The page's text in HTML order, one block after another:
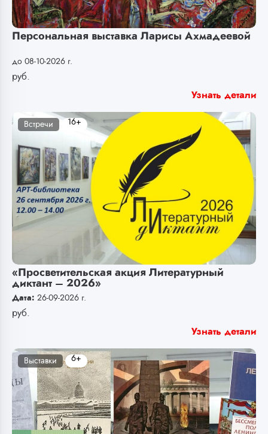
Персональная выставка Ларисы Ахмадеевой
до 08-10-2026 г.
руб.
Узнать детали
«Просветительская акция Литературный
диктант – 2026»
Дата: 26-09-2026 г.
руб.
Встречи 16+
Узнать детали
Выставки 6+